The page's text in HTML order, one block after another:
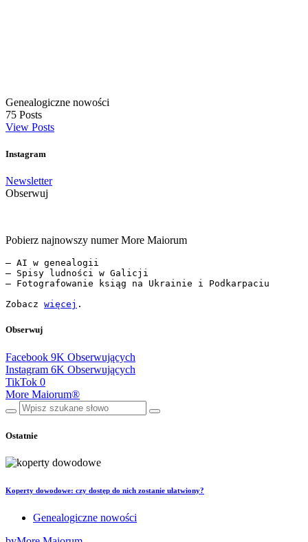
Genealogiczne nowości
75 Posts
View Posts
Instagram
Newsletter
Obserwuj
Pobierz najnowszy numer More Maiorum
— AI w genealogii
— Spisy ludności w Galicji
— Fotografowanie ksiąg na Ukrainie i Podkarpaciu
Zobacz więcej .
Obserwuj
Facebook 9K Obserwujących
Instagram 6K Obserwujących
TikTok 0
More Maiorum®
Ostatnie
Koperty dowodowe: czy dostęp do nich zostanie ułatwiony?
Genealogiczne nowości